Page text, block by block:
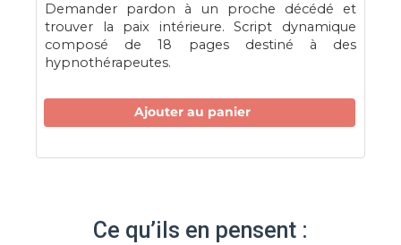
Demander pardon à un proche décédé et
trouver la paix intérieure. Script dynamique
composé de 18 pages destiné à des
hypnothérapeutes.
Ajouter au panier
Ce qu’ils en pensent :